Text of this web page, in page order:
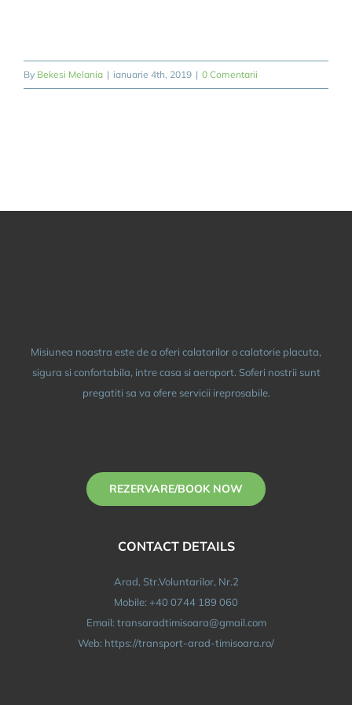
By Bekesi Melania | ianuarie 4th, 2019 | 0 Comentarii
Misiunea noastra este de a oferi calatorilor o calatorie placuta,
sigura si confortabila, intre casa si aeroport. Soferi nostrii sunt
pregatiti sa va ofere servicii ireprosabile.
REZERVARE/BOOK NOW
CONTACT DETAILS
Arad, Str.Voluntarilor, Nr.2
Mobile: +40 0744 189 060
Email: transaradtimisoara@gmail.com
Web: https://transport-arad-timisoara.ro/